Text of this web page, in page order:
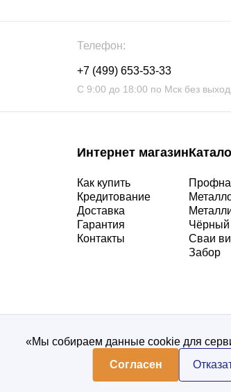
Телефон:
+7 (499) 653-53-33
С 9:00 до 18:00 по Мск без
Интернет магазин
Как купить
Кредитование
Доставка
Гарантия
Контакты
Чёрный
Сваи
Забор
«Мы собираем данные cookie для
Согласен